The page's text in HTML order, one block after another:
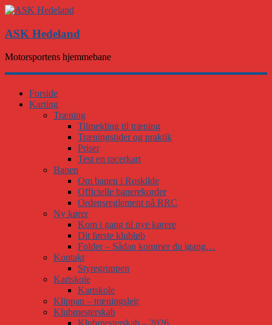
ASK Hedeland
Motorsportens hjemmebane
Forside
Karting
Træning
Tilmelding til træning
Træningstider og praktik
Priser
Test en racerkart
Banen
Om banen i Roskilde
Officielle banerekorder
Ordensreglement på RRC
Ny kører
Kom i gang til nye kørere
Dit første klubløb
Folder – Sådan kommer du igang…
Kontakt
Styregruppen
Kartskole
Kartskole
Klippan – træningslejr
Klubmesterskab
Klubmesterskab – 2026